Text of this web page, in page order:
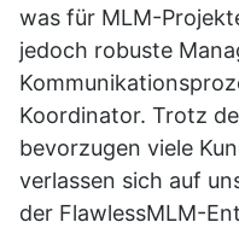
was für MLM-
jedoch robuste
Koordinator. Trotz
bevorzugen viele
verlassen sich auf
der FlawlessMLM-